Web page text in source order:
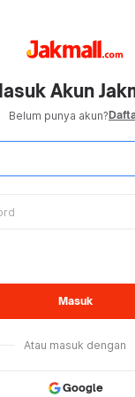
Akun
Belum punya akun?
Masuk
Atau masuk dengan
Google